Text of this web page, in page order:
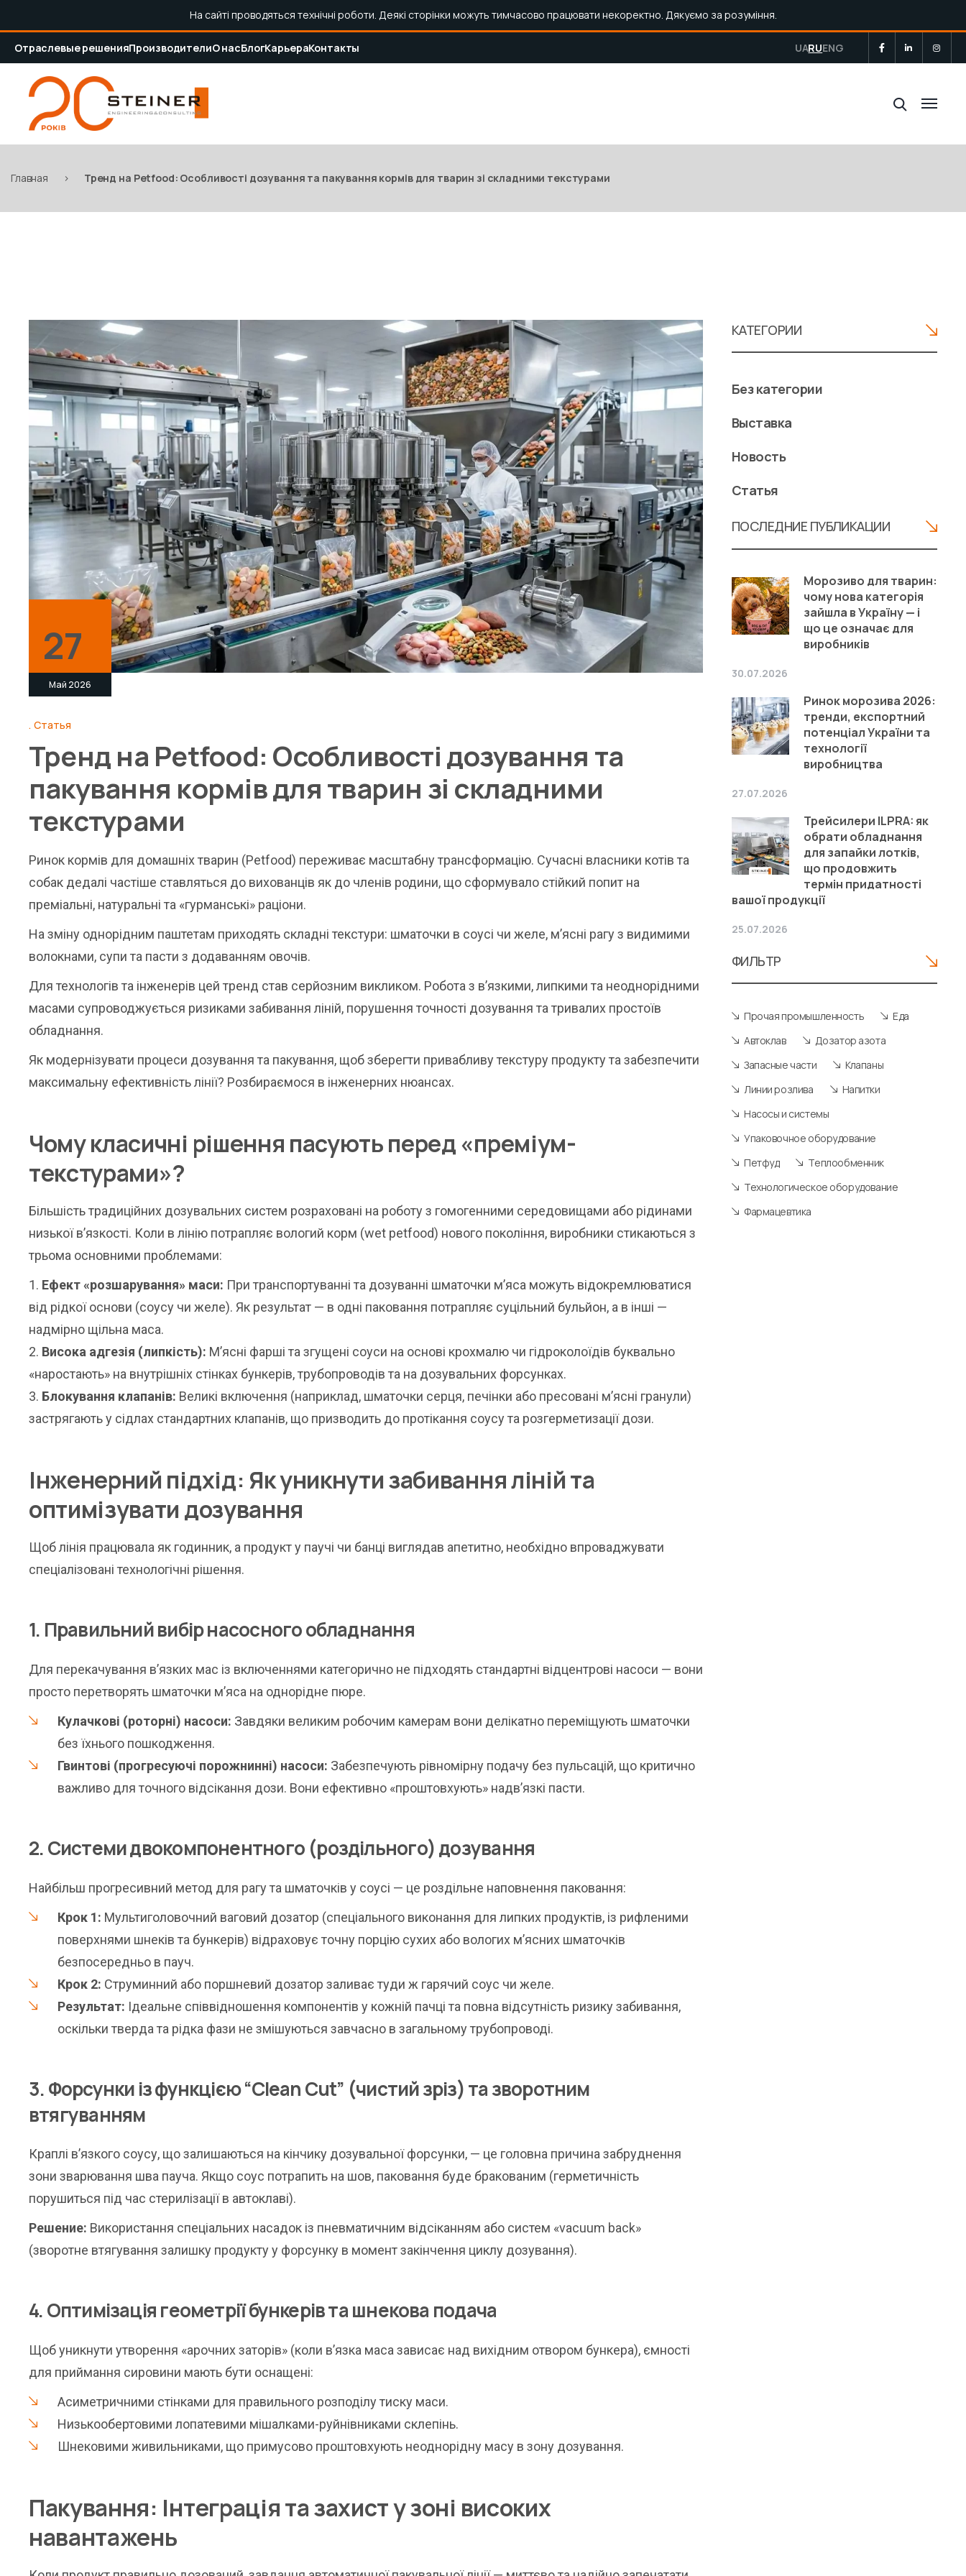
На сайті проводяться технічні роботи. Деякі сторінки можуть тимчасово працювати некоректно. Дякуємо за розуміння.
Отраслевые решенияПроизводителиО насБлогКарьераКонтакты UARUENG
Главная > Тренд на Petfood: Особливості дозування та пакування кормів для тварин зі складними текстурами
27
Май 2026
Статья
Тренд на Petfood: Особливості дозування та
пакування кормів для тварин зі складними
текстурами
Ринок кормів для домашніх тварин (Petfood) переживає масштабну трансформацію. Сучасні власники котів та
собак дедалі частіше ставляться до вихованців як до членів родини, що сформувало стійкий попит на
преміальні, натуральні та «гурманські» раціони.
На зміну однорідним паштетам приходять складні текстури: шматочки в соусі чи желе, м’ясні рагу з видимими
волокнами, супи та пасти з додаванням овочів.
Для технологів та інженерів цей тренд став серйозним викликом. Робота з в’язкими, липкими та неоднорідними
масами супроводжується ризиками забивання ліній, порушення точності дозування та тривалих простоїв
обладнання.
Як модернізувати процеси дозування та пакування, щоб зберегти привабливу текстуру продукту та забезпечити
максимальну ефективність лінії? Розбираємося в інженерних нюансах.
Чому класичні рішення пасують перед «преміум-
текстурами»?
Більшість традиційних дозувальних систем розраховані на роботу з гомогенними середовищами або рідинами
низької в’язкості. Коли в лінію потрапляє вологий корм (wet petfood) нового покоління, виробники стикаються з
трьома основними проблемами:
Ефект «розшарування» маси: При транспортуванні та дозуванні шматочки м’яса можуть відокремлюватися
від рідкої основи (соусу чи желе). Як результат — в одні паковання потрапляє суцільний бульйон, а в інші —
надмірно щільна маса.
Висока адгезія (липкість): М’ясні фарші та згущені соуси на основі крохмалю чи гідроколоїдів буквально
«наростають» на внутрішніх стінках бункерів, трубопроводів та на дозувальних форсунках.
Блокування клапанів: Великі включення (наприклад, шматочки серця, печінки або пресовані м’ясні гранули)
застрягають у сідлах стандартних клапанів, що призводить до протікання соусу та розгерметизації дози.
Інженерний підхід: Як уникнути забивання ліній та
оптимізувати дозування
Щоб лінія працювала як годинник, а продукт у паучі чи банці виглядав апетитно, необхідно впроваджувати
спеціалізовані технологічні рішення.
1. Правильний вибір насосного обладнання
Для перекачування в’язких мас із включеннями категорично не підходять стандартні відцентрові насоси — вони
просто перетворять шматочки м’яса на однорідне пюре.
Кулачкові (роторні) насоси: Завдяки великим робочим камерам вони делікатно переміщують шматочки
без їхнього пошкодження.
Гвинтові (прогресуючі порожнинні) насоси: Забезпечують рівномірну подачу без пульсацій, що критично
важливо для точного відсікання дози. Вони ефективно «проштовхують» надв’язкі пасти.
2. Системи двокомпонентного (роздільного) дозування
Найбільш прогресивний метод для рагу та шматочків у соусі — це роздільне наповнення паковання:
Крок 1: Мультиголовочний ваговий дозатор (спеціального виконання для липких продуктів, із рифленими
поверхнями шнеків та бункерів) відраховує точну порцію сухих або вологих м’ясних шматочків
безпосередньо в пауч.
Крок 2: Струминний або поршневий дозатор заливає туди ж гарячий соус чи желе.
Результат: Ідеальне співвідношення компонентів у кожній пачці та повна відсутність ризику забивання,
оскільки тверда та рідка фази не змішуються завчасно в загальному трубопроводі.
3. Форсунки із функцією “Clean Cut” (чистий зріз) та зворотним
втягуванням
Краплі в’язкого соусу, що залишаються на кінчику дозувальної форсунки, — це головна причина забруднення
зони зварювання шва пауча. Якщо соус потрапить на шов, паковання буде бракованим (герметичність
порушиться під час стерилізації в автоклаві).
Решение: Використання спеціальних насадок із пневматичним відсіканням або систем «vacuum back»
(зворотне втягування залишку продукту у форсунку в момент закінчення циклу дозування).
4. Оптимізація геометрії бункерів та шнекова подача
Щоб уникнути утворення «арочних заторів» (коли в’язка маса зависає над вихідним отвором бункера), ємності
для приймання сировини мають бути оснащені:
Асиметричними стінками для правильного розподілу тиску маси.
Низькообертовими лопатевими мішалками-руйнівниками склепінь.
Шнековими живильниками, що примусово проштовхують неоднорідну масу в зону дозування.
Пакування: Інтеграція та захист у зоні високих
навантажень
КАТЕГОРИИ
Без категории
Выставка
Новость
Статья
ПОСЛЕДНИЕ ПУБЛИКАЦИИ
Морозиво для тварин:
чому нова категорія
зайшла в Україну — і
що це означає для
виробників
30.07.2026
Ринок морозива 2026:
тренди, експортний
потенціал України та
технології
виробництва
27.07.2026
Трейсилери ILPRA: як
обрати обладнання
для запайки лотків,
що продовжить
термін придатності
вашої продукції
25.07.2026
ФИЛЬТР
Прочая промышленность
Еда
Автоклав
Дозатор азота
Запасные части
Клапаны
Линии розлива
Напитки
Насосы и системы
Упаковочное оборудование
Петфуд
Теплообменник
Технологическое оборудование
Фармацевтика